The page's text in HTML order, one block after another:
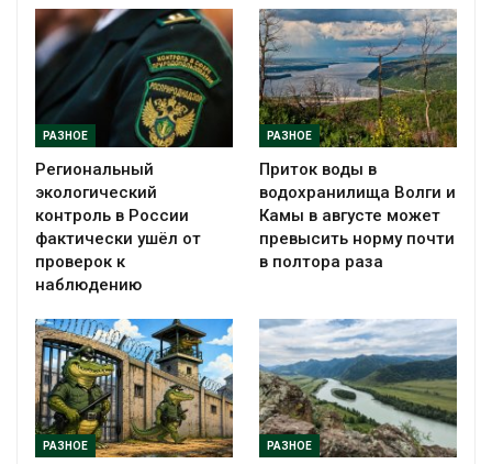
РАЗНОЕ
Региональный
экологический
контроль в России
фактически ушёл от
проверок к
наблюдению
РАЗНОЕ
Приток воды в
водохранилища Волги и
Камы в августе может
превысить норму почти
в полтора раза
РАЗНОЕ РАЗНОЕ